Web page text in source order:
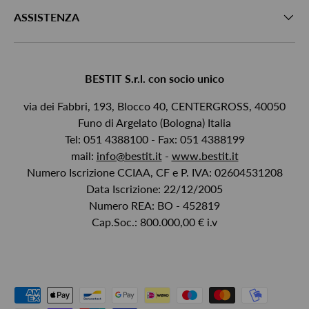
ASSISTENZA
BESTIT S.r.l. con socio unico
via dei Fabbri, 193, Blocco 40, CENTERGROSS, 40050
Funo di Argelato (Bologna) Italia
Tel: 051 4388100 - Fax: 051 4388199
mail: info@bestit.it- www.bestit.it
Numero Iscrizione CCIAA, CF e P. IVA: 02604531208
Data Iscrizione: 22/12/2005
Numero REA: BO - 452819
Cap.Soc.: 800.000,00 € i.v
Payment methods accepted